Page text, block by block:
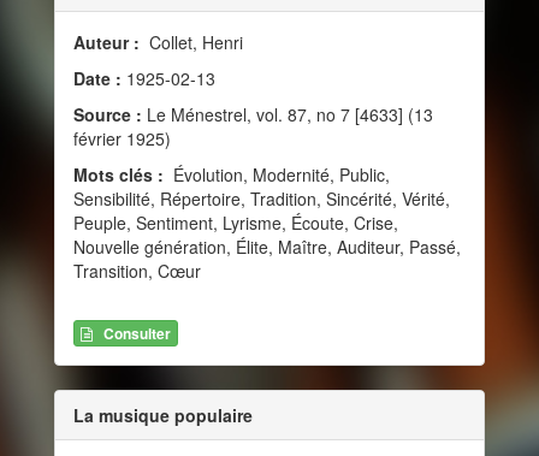
Auteur : Collet, Henri
Date : 1925-02-13
Source : Le Ménestrel, vol. 87, no 7 [4633] (13
février 1925)
Mots clés : Évolution, Modernité, Public,
Sensibilité, Répertoire, Tradition, Sincérité, Vérité,
Peuple, Sentiment, Lyrisme, Écoute, Crise,
Nouvelle génération, Élite, Maître, Auditeur, Passé,
Transition, Cœur
Consulter
La musique populaire